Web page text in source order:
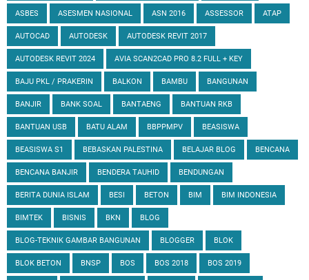
ASBES ASESMEN NASIONAL ASN 2016 ASSESSOR ATAP
AUTOCAD AUTODESK AUTODESK REVIT 2017
AUTODESK REVIT 2024 AVIA SCAN2CAD PRO 8.2 FULL + KEY
BAJU PKL / PRAKERIN BALKON BAMBU BANGUNAN
BANJIR BANK SOAL BANTAENG BANTUAN RKB
BANTUAN USB BATU ALAM BBPPMPV BEASISWA
BEASISWA S1 BEBASKAN PALESTINA BELAJAR BLOG BENCANA
BENCANA BANJIR BENDERA TAUHID BENDUNGAN
BERITA DUNIA ISLAM BESI BETON BIM BIM INDONESIA
BIMTEK BISNIS BKN BLOG
BLOG-TEKNIK GAMBAR BANGUNAN BLOGGER BLOK
BLOK BETON BNSP BOS BOS 2018 BOS 2019